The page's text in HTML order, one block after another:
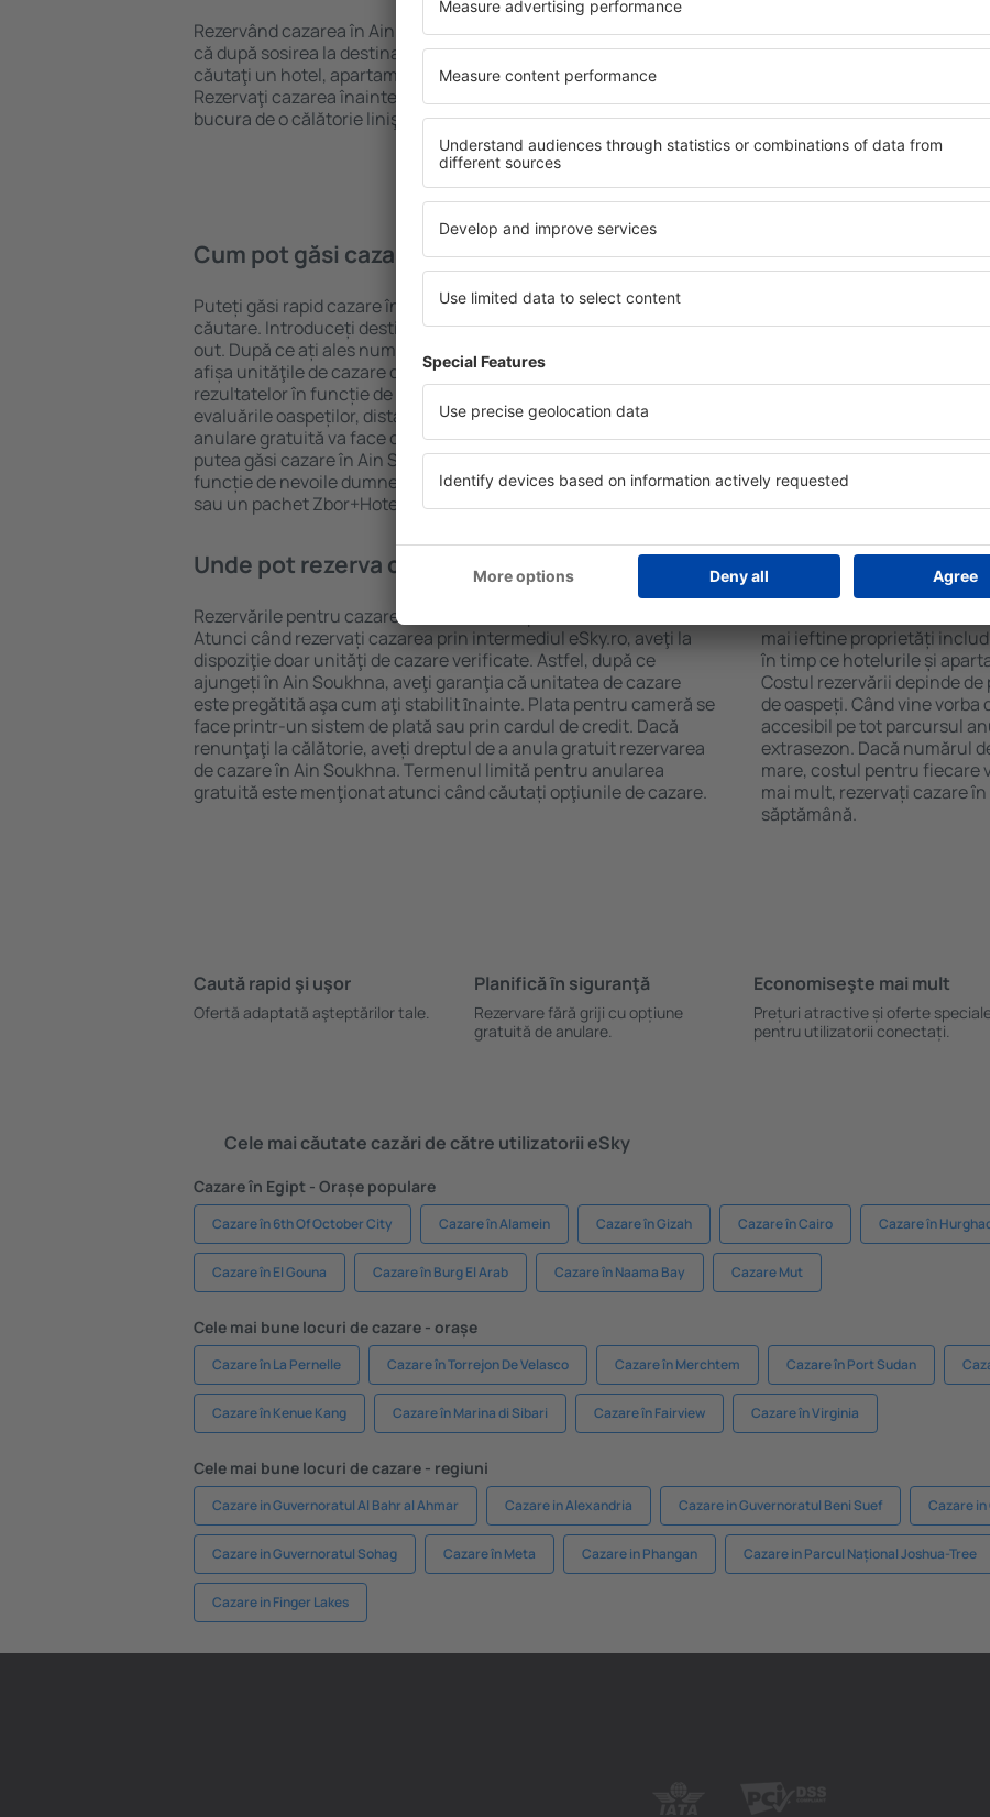
Rezervând cazarea în Ain Soukhna mai devreme, aveți garanţia
că după sosirea la destinație vă puteţi relaxa, fără a fi nevoie să
căutaţi un hotel, apartament sau altă unitate de cazare.
Rezervaţi cazarea înainte de călătoria spre Ain Soukhna și vă veţi
bucura de o călătorie liniştită.
Dacă doriţi cazare de lux în
care să se potrivească. Veți
vacanță sau călătoria de
rezerva cazare în Ain
dizabilități, sugari și copii,
cu animale de companie.
Cum pot găsi cazare în Ain Soukhna?
Puteți găsi rapid cazare în Ain Soukhna folosind un motor de
căutare. Introduceți destinația și datele de check-in și check-
out. După ce ați ales numărul de persoane, motorul de căutare va
afișa unităţile de cazare disponibile în Ain Soukhna. Filtrarea
rezultatelor în funcție de tipul proprietăţii, numărul de stele,
evaluările oaspeților, distanța față de centru și opțiunea de
anulare gratuită va face căutarea mult mai ușoară. Astfel veți
putea găsi cazare în Ain Soukhna în doar câteva minute. În
funcție de nevoile dumneavoastră, puteți rezerva doar cazare
sau un pachet Zbor+Hotel.
Ce fel de facilităţi
Facilitățile proprietăţilor în
și de numărul de stele.
chicinetă, balcon, aer
ceaiului şi a cafelei,
avea parcare gratuită, pot
alege un hotel cu piscină.
Soukhna la proprietăți
Unde pot rezerva cazare în Ain Soukhna?
Rezervările pentru cazare în Ain Soukhna pot fi făcute online.
Atunci când rezervați cazarea prin intermediul eSky.ro, aveţi la
dispoziţie doar unităţi de cazare verificate. Astfel, după ce
ajungeți în Ain Soukhna, aveţi garanţia că unitatea de cazare
este pregătită aşa cum aţi stabilit ȋnainte. Plata pentru cameră se
face printr-un sistem de plată sau prin cardul de credit. Dacă
renunţaţi la călătorie, aveți dreptul de a anula gratuit rezervarea
de cazare în Ain Soukhna. Termenul limită pentru anularea
gratuită este menţionat atunci când căutați opţiunile de cazare.
Cât costă cazarea
Costul cazării în Ain
mai ieftine proprietăți
în timp ce hotelurile și
Costul rezervării depinde
de oaspeți. Când vine
accesibil pe tot parcursul
extrasezon. Dacă numărul
mare, costul pentru fiecare
mai mult, rezervați cazare
săptămână.
Caută rapid şi uşor
Ofertă adaptată aşteptărilor tale.
Planifică ȋn siguranţă
Rezervare fără griji cu opțiune
gratuită de anulare.
Economiseşte mai mult
Prețuri atractive și oferte
pentru utilizatorii conectați.
Cele mai căutate cazări de către utilizatorii eSky
Cazare în Egipt - Orașe populare
Cazare în 6th Of October City Cazare în Alamein Cazare în Gizah Cazare în Cairo Cazare în
Cazare în El Gouna Cazare în Burg El Arab Cazare în Naama Bay Cazare Mut
Cele mai bune locuri de cazare - orașe
Cazare în La Pernelle Cazare în Torrejon De Velasco Cazare în Merchtem Cazare în Port Sudan
Cazare în Kenue Kang Cazare în Marina di Sibari Cazare în Fairview Cazare în Virginia
Cele mai bune locuri de cazare - regiuni
Cazare in Guvernoratul Al Bahr al Ahmar Cazare in Alexandria Cazare in Guvernoratul Beni Suef Cazare
Cazare in Guvernoratul Sohag Cazare în Meta Cazare in Phangan Cazare in Parcul Național Joshua-Tree
Cazare in Finger Lakes